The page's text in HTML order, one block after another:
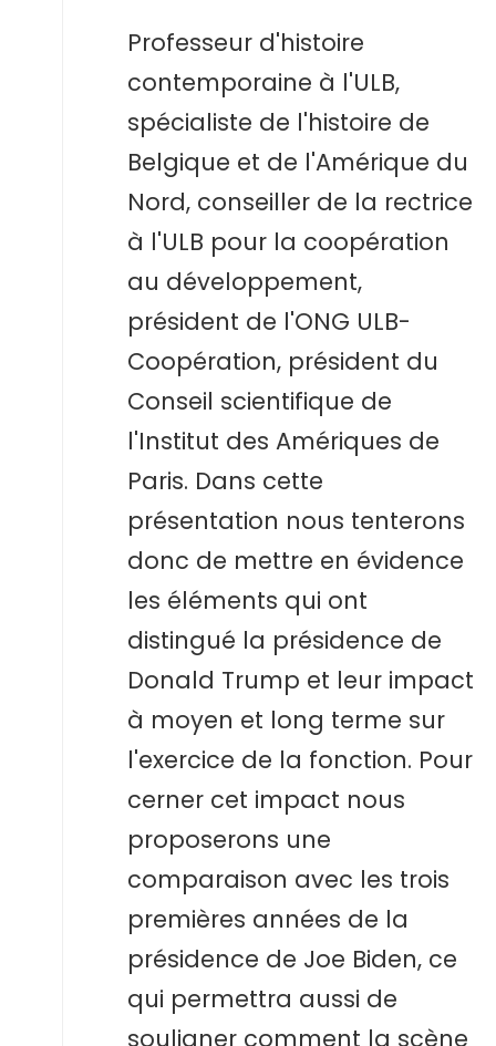
Professeur d'histoire
contemporaine à l'ULB,
spécialiste de l'histoire de
Belgique et de l'Amérique du
Nord, conseiller de la rectrice
à l'ULB pour la coopération
au développement,
président de l'ONG ULB-
Coopération, président du
Conseil scientifique de
l'Institut des Amériques de
Paris. Dans cette
présentation nous tenterons
donc de mettre en évidence
les éléments qui ont
distingué la présidence de
Donald Trump et leur impact
à moyen et long terme sur
l'exercice de la fonction. Pour
cerner cet impact nous
proposerons une
comparaison avec les trois
premières années de la
présidence de Joe Biden, ce
qui permettra aussi de
souligner comment la scène